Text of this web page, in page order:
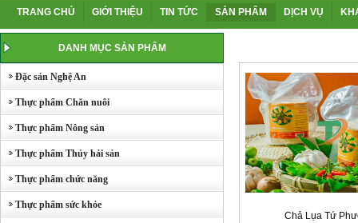
TRANG CHỦ GIỚI THIỆU TIN TỨC SẢN PHẨM DỊCH VỤ
DANH MỤC SẢN PHẨM
Đặc sản Nghệ An
Thực phẩm Chăn nuôi
Thực phẩm Nông sản
Thực phẩm Thủy hải sản
Thực phẩm chức năng
Thực phẩm sức khỏe
Chả Lụa Tứ